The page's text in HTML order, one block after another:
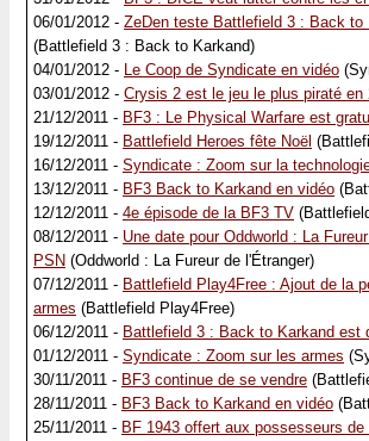
06/01/2012 - ZeDen teste Battlefield 3 : Back to
(Battlefield 3 : Back to Karkand)
04/01/2012 - Le Coop de Syndicate en vidéo
03/01/2012 - Crysis 2 est le jeu le plus piraté en
21/12/2011 - BF3 : Le Physical Warfare est
19/12/2011 - Battlefield Heroes fête Noël
16/12/2011 - Syndicate : Zoom sur la
13/12/2011 - BF3 Back to Karkand en vidéo
12/12/2011 - 4e épisode de la BF3 TV
08/12/2011 - Une date pour Oddworld : La
PSN (Oddworld : La Fureur de l'Étranger)
07/12/2011 - Battlefield Play4Free : Ajout de la
armes (Battlefield Play4Free)
06/12/2011 - Battlefield 3 : Back to Karkand est
01/12/2011 - Syndicate : Zoom sur les armes
30/11/2011 - BF3 continue de se vendre
28/11/2011 - BF3 Back to Karkand en vidéo
25/11/2011 - BF 1943 offert aux possesseurs